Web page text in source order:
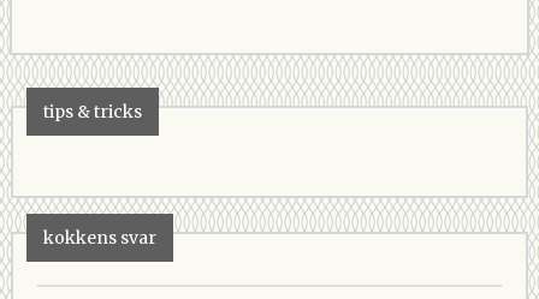
tips & tricks
kokkens svar